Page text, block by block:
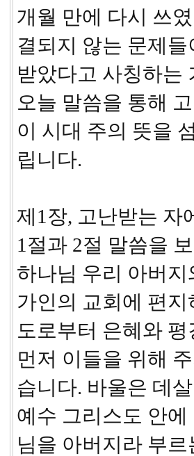
개월 만에 다시 쓰
결되지 않는 문제
받았다고 사칭하는
오늘 말씀을 통해
이 시대 주의 뜻을
립니다.
제1장, 고난받는 자
1절과 2절 말씀을
하나님 우리 아버
가인의 교회에 편
도로부터 은혜와
먼저 이들을 위해
습니다. 바울은 데
예수 그리스도 안
님을 아버지라 부